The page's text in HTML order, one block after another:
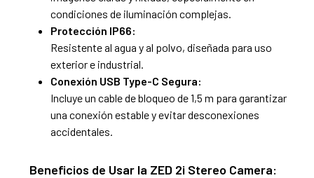
condiciones de iluminación complejas.
Protección IP66:
Resistente al agua y al polvo, diseñada para uso
exterior e industrial.
Conexión USB Type-C Segura:
Incluye un cable de bloqueo de 1,5 m para garantizar
una conexión estable y evitar desconexiones
accidentales.
Beneficios de Usar la ZED 2i Stereo Camera: